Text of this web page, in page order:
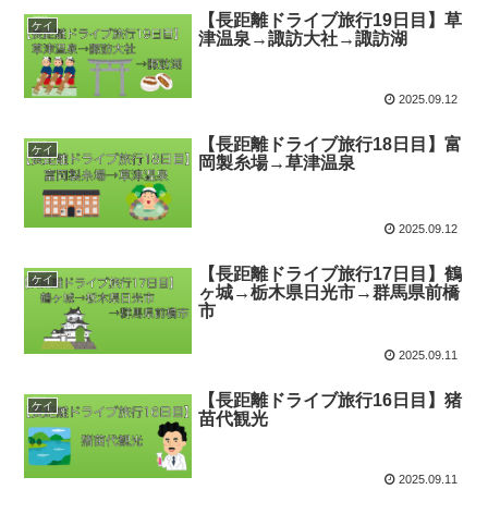
ケイ
【長距離ドライブ旅行19日目】草
津温泉→諏訪大社→諏訪湖
2025.09.12
ケイ
【長距離ドライブ旅行18日目】富
岡製糸場→草津温泉
2025.09.12
ケイ
【長距離ドライブ旅行17日目】鶴
ヶ城→栃木県日光市→群馬県前橋
市
2025.09.11
ケイ
【長距離ドライブ旅行16日目】猪
苗代観光
2025.09.11